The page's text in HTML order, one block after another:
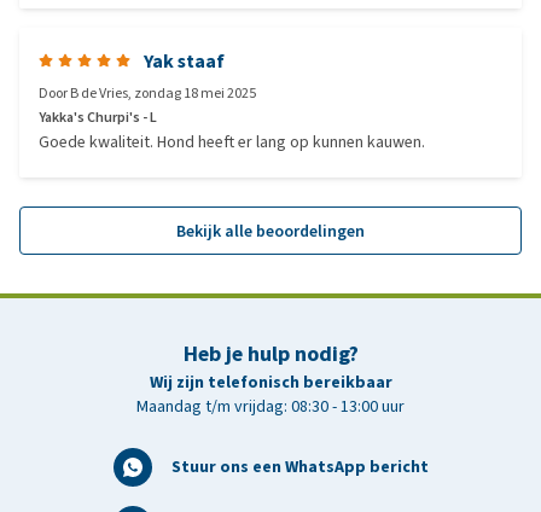
Yak staaf
DoorB de Vries, zondag 18 mei 2025
Yakka's Churpi's - L
Goede kwaliteit. Hond heeft er lang op kunnen kauwen.
Bekijk alle beoordelingen
Heb je hulp nodig?
Wij zijn telefonisch bereikbaar
Maandag t/m vrijdag: 08:30 - 13:00 uur
Stuur ons een WhatsApp bericht